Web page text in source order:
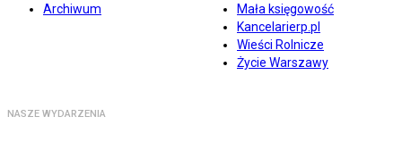
Archiwum
Mała księgowość
Kancelarierp.pl
Wieści Rolnicze
Życie Warszawy
NASZE WYDARZENIA